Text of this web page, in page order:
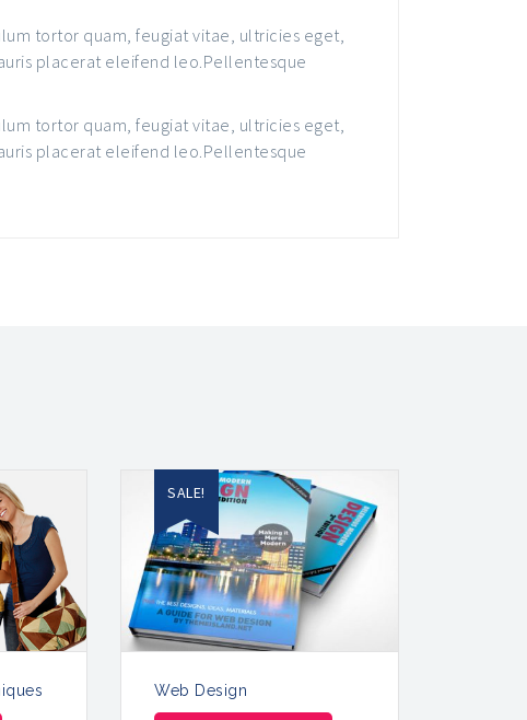
tortor quam, feugiat vitae, ultricies eget,
placerat eleifend leo.Pellentesque
tortor quam, feugiat vitae, ultricies eget,
placerat eleifend leo.Pellentesque
SALE!
Web Design